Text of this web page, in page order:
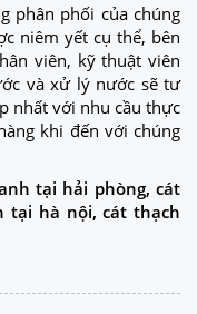
phân phối của chúng
niêm yết cụ thể, bên
viên, kỹ thuật viên
và xử lý nước sẽ tư
nhất với nhu cầu thực
khi đến với chúng
tại hải phòng, cát
tại hà nội, cát thạch